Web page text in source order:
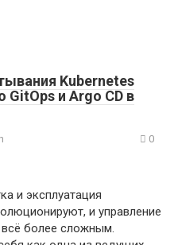
Kubernetes
и Argo CD в
0
и эксплуатация
и управление
всё более сложным.